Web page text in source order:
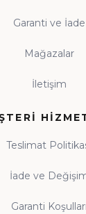
Garanti ve İade
Mağazalar
İletişim
Teslimat
İade ve
Garanti Koşulları